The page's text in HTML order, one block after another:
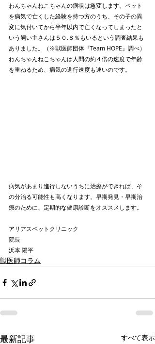
わんちゃんねこちゃんの病状は急変します。ペット
を病気で亡くした経験を持つ方のうち、その子の異
変に気付いてから半年以内で亡くなってしまったと
いう飼い主さんは５０.８％もいるという調査結果も
ありました。（※獣医師団体『Team HOPE』調べ）
わんちゃんねこちゃんは人間の約４倍の速度で年齢
を重ねるため、病気の進行速度も速いのです。
病気があまり進行しないうちに治療ができれば、そ
の分治る可能性も高くなります。早期発見・早期治
療のために、定期的な健康診断をオススメします。
アリアスペットクリニック
院長
浜本 陽平
獣医師コラム
最新記事 すべて表示